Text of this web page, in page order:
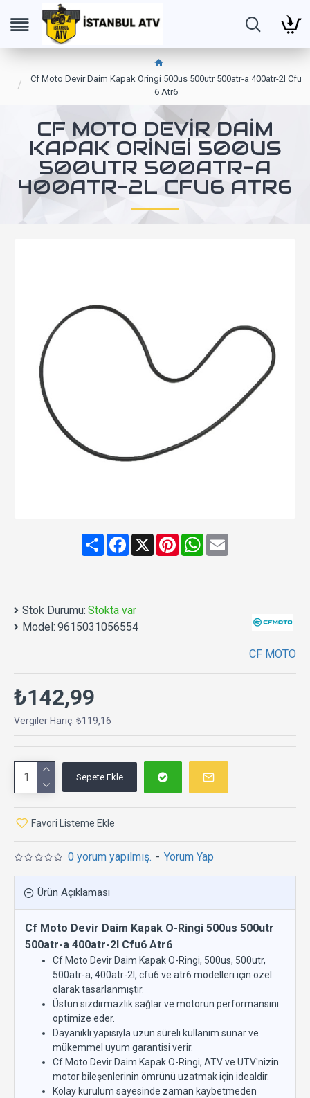
Cf Moto Devir Daim Kapak Oringi 500us 500utr 500atr-a 400atr-2l Cfu
6 Atr6
CF MOTO DEVIR DAIM
KAPAK ORINGI 500US
500UTR 500ATR-A
400ATR-2L CFU6 ATR6
ShareFacebook
X PinterestWhatsApp
Email
Stok Durumu: Stokta var
Model: 9615031056554
CF MOTO
0 yorum yapılmış. - Yorum Yap
₺142,99
Vergiler Hariç: ₺119,16
Sepete Ekle
Favori Listeme Ekle
Ürün Açıklaması
Cf Moto Devir Daim Kapak O-Ringi 500us 500utr
500atr-a 400atr-2l Cfu6 Atr6
Cf Moto Devir Daim Kapak O-Ringi, 500us, 500utr,
500atr-a, 400atr-2l, cfu6 ve atr6 modelleri için özel
olarak tasarlanmıştır.
Üstün sızdırmazlık sağlar ve motorun performansını
optimize eder.
Dayanıklı yapısıyla uzun süreli kullanım sunar ve
mükemmel uyum garantisi verir.
Cf Moto Devir Daim Kapak O-Ringi, ATV ve UTV'nizin
motor bileşenlerinin ömrünü uzatmak için idealdir.
Kolay kurulum sayesinde zaman kaybetmeden